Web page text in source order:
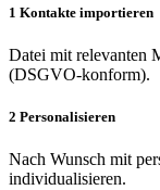
1 Kontakte importieren
Datei mit relevanten
(DSGVO-konform).
2 Personalisieren
Nach Wunsch mit
individualisieren.